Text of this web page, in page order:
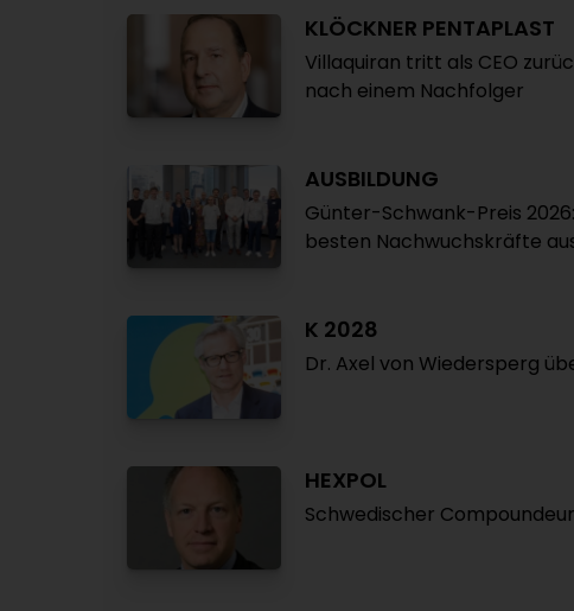
KLÖCKNER PENTAPLAST
Villaquiran tritt als CEO
nach einem Nachfolger
AUSBILDUNG
Günter-Schwank-Preis
besten Nachwuchskräfte
K 2028
Dr. Axel von Wiedersperg
HEXPOL
Schwedischer